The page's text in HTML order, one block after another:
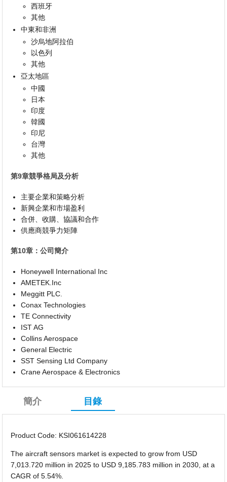
西班牙
其他
中東和非洲
沙烏地阿拉伯
以色列
其他
亞太地區
中國
日本
印度
韓國
印尼
台灣
其他
第9章競爭格局及分析
主要企業和策略分析
新興企業和市場盈利
合併、收購、協議和合作
供應商競爭力矩陣
第10章：公司簡介
Honeywell International Inc
AMETEK.Inc
Meggitt PLC.
Conax Technologies
TE Connectivity
IST AG
Collins Aerospace
General Electric
SST Sensing Ltd Company
Crane Aerospace & Electronics
簡介 目錄
Product Code: KSI061614228
The aircraft sensors market is expected to grow from USD
7,013.720 million in 2025 to USD 9,185.783 million in 2030, at a
CAGR of 5.54%.